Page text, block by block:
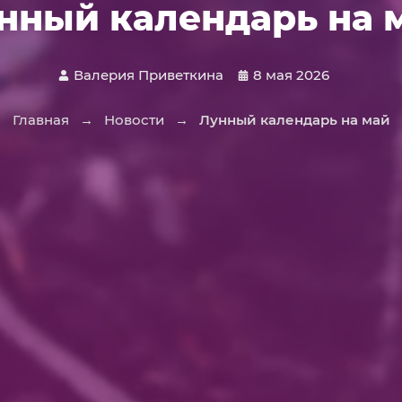
календарь на
Валерия Приветкина 8 мая 2026
Главная → Новости → Лунный календарь на май